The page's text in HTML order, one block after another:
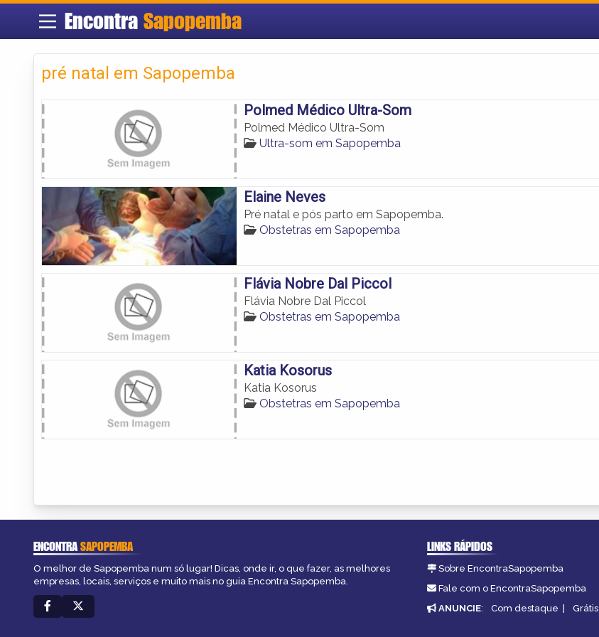
Encontra Sapopemba
pré natal em Sapopemba
Polmed Médico Ultra-Som
Polmed Médico Ultra-Som
Ultra-som em Sapopemba
Elaine Neves
Pré natal e pós parto em Sapopemba.
Obstetras em Sapopemba
Flávia Nobre Dal Piccol
Flávia Nobre Dal Piccol
Obstetras em Sapopemba
Katia Kosorus
Katia Kosorus
Obstetras em Sapopemba
ENCONTRASAPOPEMBA
O melhor de Sapopemba num só lugar! Dicas, onde ir, o que fazer, as melhores
empresas, locais, serviços e muito mais no guia Encontra Sapopemba.
LINKS RÁPIDOS
Sobre EncontraSapopemba
Fale com o EncontraSapopemba
ANUNCIE: Com destaque | Grátis